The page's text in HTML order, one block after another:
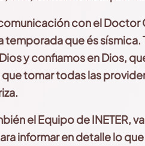
con el Doctor
que és sísmica.
y confiamos en Dios,
tomar todas las
el Equipo de INETER,
informar en detalle lo